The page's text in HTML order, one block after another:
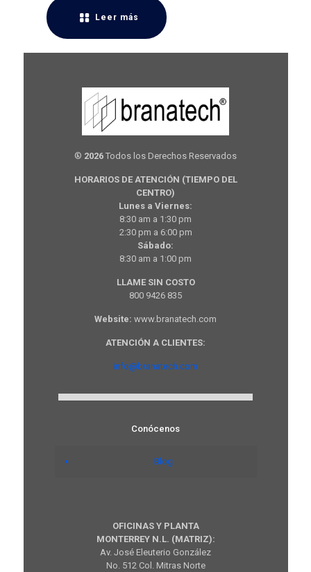
Leer más
® 2026 Todos los Derechos Reservados
HORARIOS DE ATENCIÓN (TIEMPO DEL
CENTRO)
Lunes a Viernes:
8:30 am a 1:30 pm
2:30 pm a 6:00 pm
Sábado:
8:30 am a 1:00 pm
LLAME SIN COSTO
800 9426 835
Website: www.branatech.com
ATENCIÓN A CLIENTES:
info@branatech.com
Conócenos
Blog
OFICINAS Y PLANTA
MONTERREY N.L. (MATRIZ):
Av. José Eleuterio González
No. 512 Col. Mitras Norte